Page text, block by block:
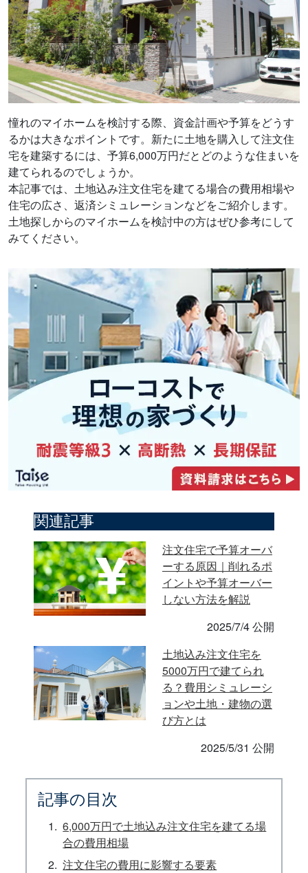
憧れのマイホームを検討する際、資金計画や予算をどうす
るかは大きなポイントです。新たに土地を購入して注文住
宅を建築するには、予算6,000万円だとどのような住まいを
建てられるのでしょうか。
本記事では、土地込み注文住宅を建てる場合の費用相場や
住宅の広さ、返済シミュレーションなどをご紹介します。
土地探しからのマイホームを検討中の方はぜひ参考にして
みてください。
関連記事
注文住宅で予算オーバ
ーする原因｜削れるポ
イントや予算オーバー
しない方法を解説
2025/7/4 公開
土地込み注文住宅を
5000万円で建てられ
る？費用シミュレーシ
ョンや土地・建物の選
び方とは
2025/5/31 公開
記事の目次
6,000万円で土地込み注文住宅を建てる場
合の費用相場
注文住宅の費用に影響する要素